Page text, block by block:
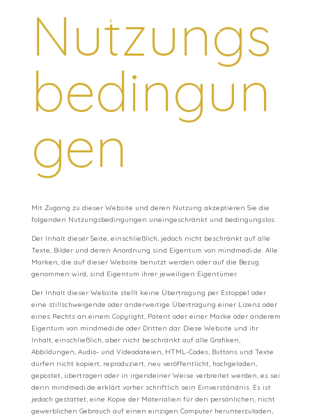
Nutzungs
bedingun
gen
Mit Zugang zu dieser Website und deren Nutzung akzeptieren Sie die
folgenden Nutzungsbedingungen uneingeschränkt und bedingungslos.
Der Inhalt dieser Seite, einschließlich, jedoch nicht beschränkt auf alle
Texte, Bilder und deren Anordnung sind Eigentum von mindmedi.de. Alle
Marken, die auf dieser Website benutzt werden oder auf die Bezug
genommen wird, sind Eigentum ihrer jeweiligen Eigentümer.
Der Inhalt dieser Website stellt keine Übertragung per Estoppel oder
eine stillschweigende oder anderweitige Übertragung einer Lizenz oder
eines Rechts an einem Copyright, Patent oder einer Marke oder anderem
Eigentum von mindmedi.de oder Dritten dar. Diese Website und ihr
Inhalt, einschließlich, aber nicht beschränkt auf alle Grafiken,
Abbildungen, Audio- und Videodateien, HTML-Codes, Buttons und Texte
dürfen nicht kopiert, reproduziert, neu veröffentlicht, hochgeladen,
gepostet, übertragen oder in irgendeiner Weise verbreitet werden, es sei
denn mindmedi.de erklärt vorher schriftlich sein Einverständnis. Es ist
jedoch gestattet, eine Kopie der Materialien für den persönlichen, nicht
gewerblichen Gebrauch auf einen einzigen Computer herunterzuladen,